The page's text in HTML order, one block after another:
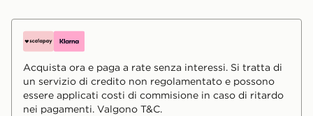
Acquista ora e paga a rate senza interessi. Si tratta di
un servizio di credito non regolamentato e possono
essere applicati costi di commisione in caso di ritardo
nei pagamenti. Valgono T&C.